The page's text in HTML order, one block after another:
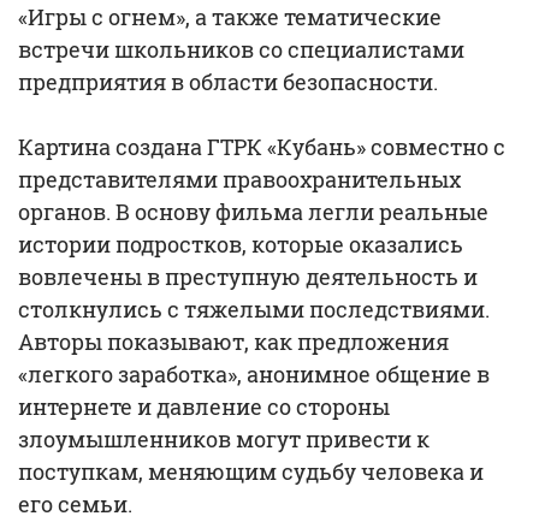
«Игры с огнем», а также тематические
встречи школьников со специалистами
предприятия в области безопасности.
Картина создана ГТРК «Кубань» совместно с
представителями правоохранительных
органов. В основу фильма легли реальные
истории подростков, которые оказались
вовлечены в преступную деятельность и
столкнулись с тяжелыми последствиями.
Авторы показывают, как предложения
«легкого заработка», анонимное общение в
интернете и давление со стороны
злоумышленников могут привести к
поступкам, меняющим судьбу человека и
его семьи.